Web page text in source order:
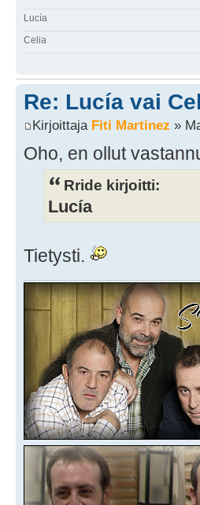
Lucía
Celia
Re: Lucía vai
Kirjoittaja Fiti Martinez »
Oho, en ollut
Rride kirjoitti:
Lucía
Tietysti.